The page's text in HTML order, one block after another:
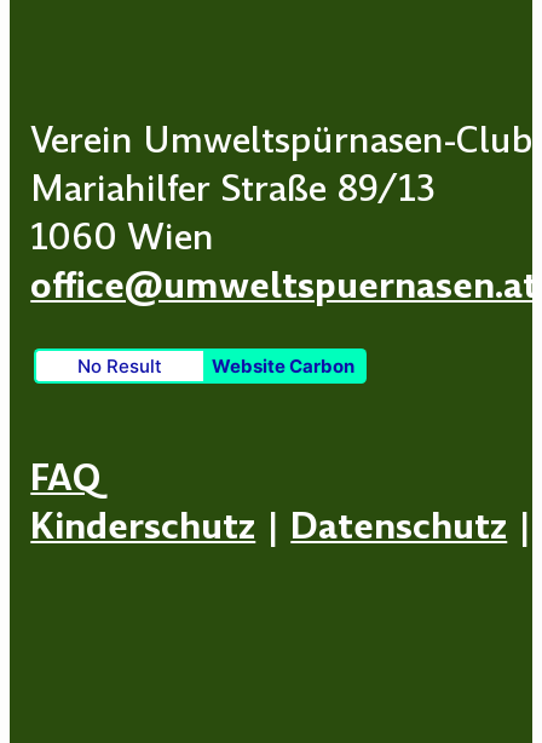
Verein Umweltspürnasen-Club
Mariahilfer Straße 89/13
1060 Wien
office@umweltspuernasen.at
No Result Website Carbon
FAQ
Kinderschutz | Datenschutz |